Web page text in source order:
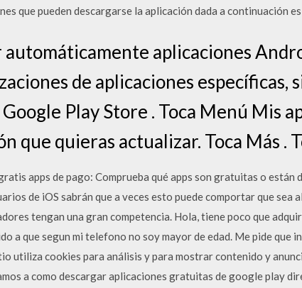
que pueden descargarse la aplicación dada a continuación
aplicaciones
de aplicaciones específicas,
Play Store . Toca Menú Mis
que quieras actualizar. Toca Más .
apps de pago: Comprueba qué apps son gratuitas o
de iOS sabrán que a veces esto puede comportar que sea
tengan una gran competencia. Hola, tiene poco que
a que segun mi telefono no soy mayor de edad. Me pide que
utiliza cookies para análisis y para mostrar contenido y
a como descargar aplicaciones gratuitas de google play